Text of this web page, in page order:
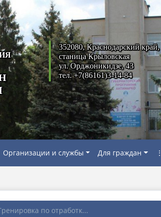
352080, Краснодарский край,
станица Крыловская
ул. Орджоникидзе, 43
тел. +7(86161)3-14-84
Организации и службы Для граждан ⋮
по отработк...